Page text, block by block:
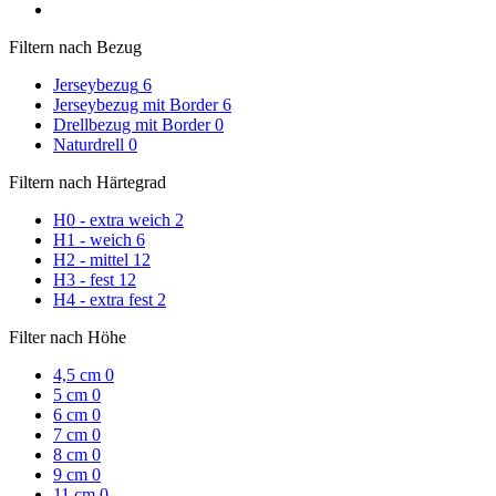
Filtern nach Bezug
Jerseybezug 6
Jerseybezug mit Border 6
Drellbezug mit Border 0
Naturdrell 0
Filtern nach Härtegrad
H0 - extra weich 2
H1 - weich 6
H2 - mittel 12
H3 - fest 12
H4 - extra fest 2
Filter nach Höhe
4,5 cm 0
5 cm 0
6 cm 0
7 cm 0
8 cm 0
9 cm 0